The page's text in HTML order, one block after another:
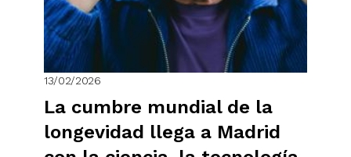
13/02/2026
La cumbre mundial de la
longevidad llega a Madrid